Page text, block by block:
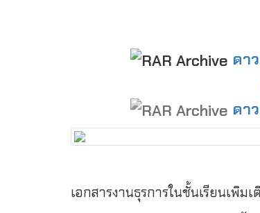
ดา
ดา
เอกสารงานธุรการในชั้นเรียนเพิมเ